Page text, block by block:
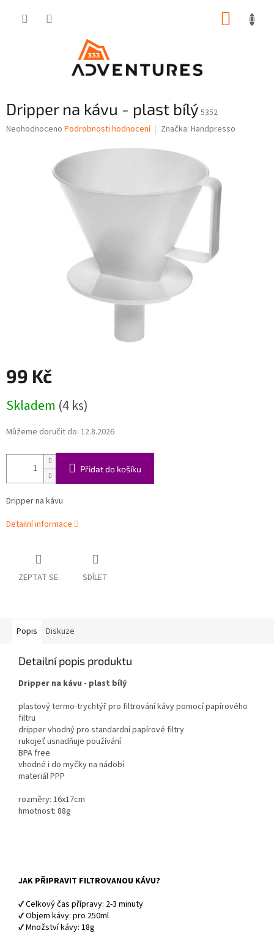
Dripper na kávu - plast bílý 5352
Průměrné
Neohodnoceno Podrobnosti hodnocení Značka: Handpresso
99 Kč
cena:
Skladem (4 ks)
Můžeme doručit do: 12.8.2026
Přidat do košíku
Dripper na kávu
Detailní informace
ZEPTAT SE SDÍLET
Popis Diskuze
Detailní popis produktu
Dripper na kávu - plast bílý
plastový termo-trychtýř pro filtrování kávy pomocí papírového
filtru
dripper vhodný pro standardní papírové filtry
rukojeť usnadňuje používání
BPA free
vhodné i do myčky na nádobí
materiál PPP
rozměry: 16x17cm
hmotnost: 88g
JAK PŘIPRAVIT FILTROVANOU KÁVU?
✔ Celkový čas přípravy: 2-3 minuty
✔ Objem kávy: pro 250ml
✔ Množství kávy: 18g